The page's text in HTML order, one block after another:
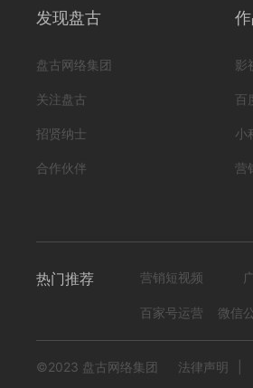
发现盘古
盘古网络集团
关注盘古
招贤纳士
合作伙伴
影
百
小
营
热门推荐 营销短视频
百家号运营 微信
©2023 盘古网络集团 法律声明